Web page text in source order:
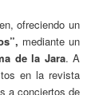
ofreciendo un
mediante un
de la Jara. A
en la revista
a conciertos de